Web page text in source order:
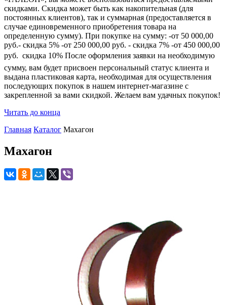
скидками. Скидка может быть как накопительная (для
постоянных клиентов), так и суммарная (предоставляется в
случае единовременного приобретения товара на
определенную сумму). При покупке на сумму: -от 50 000,00
руб.- скидка 5% -от 250 000,00 руб. - скидка 7% -от 450 000,00
руб.  скидка 10% После оформления заявки на необходимую
сумму, вам будет присвоен персональный статус клиента и
выдана пластиковая карта, необходимая для осуществления
последующих покупок в нашем интернет-магазине с
закрепленной за вами скидкой. Желаем вам удачных покупок!
Читать до конца
Главная Каталог Махагон
Махагон